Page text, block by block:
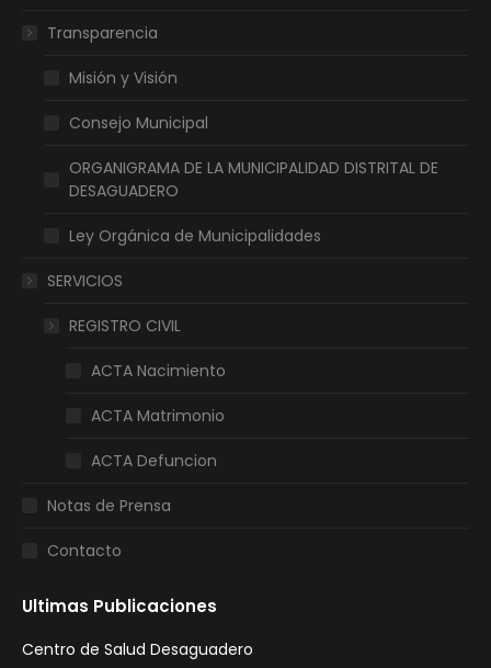
Transparencia
Misión y Visión
Consejo Municipal
ORGANIGRAMA DE LA MUNICIPALIDAD DISTRITAL DE
DESAGUADERO
Ley Orgánica de Municipalidades
SERVICIOS
REGISTRO CIVIL
ACTA Nacimiento
ACTA Matrimonio
ACTA Defuncion
Notas de Prensa
Contacto
Ultimas Publicaciones
Centro de Salud Desaguadero